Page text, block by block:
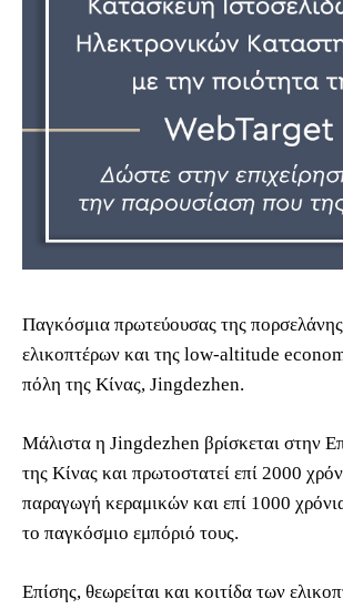
Παγκόσμια πρωτεύουσας της
ελικοπτέρων και της low-altitude
πόλη της Κίνας, Jingdezhen.
Μάλιστα η Jingdezhen βρίσκεται στην
της Κίνας και πρωτοστατεί επί 2000
παραγωγή κεραμικών και επί 1000
το παγκόσμιο εμπόριό τους.
Επίσης, θεωρείται και κοιτίδα των